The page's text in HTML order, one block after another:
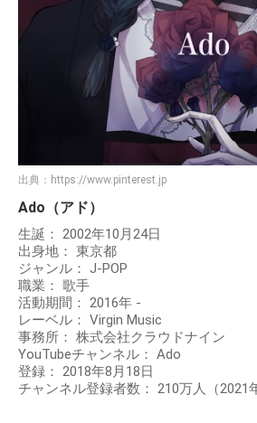
出典： https://www.pinterest.jp
Ado（アド）
生誕： 2002年10月24日
出身地： 東京都
ジャンル： J-POP
職業： 歌手
活動期間： 2016年 -
レーベル： Virgin Music
事務所： 株式会社クラウドナイン
YouTubeチャンネル： Ado
登録： 2018年8月18日
チャンネル登録者数： 210万人（2021